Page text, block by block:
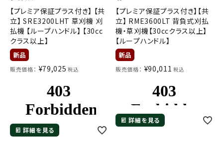
【プレミア保証プラス付き】 【共
立】 SRE3200LHT 草刈機 刈
払機 【ループハンドル】 【30cc
クラス以上】
販売価格： ¥79,025 税込
詳細を見る
【プレミア保証プラス付き】【共
立】 RME3600LT 背負式刈払
機・草刈機【30ccクラス以上】
【ループハンドル】
販売価格： ¥90,011 税込
詳細を見る